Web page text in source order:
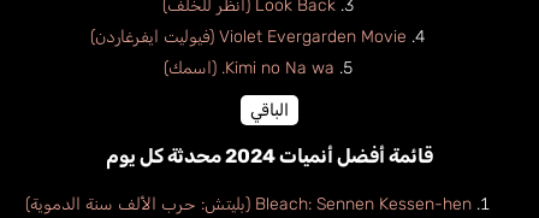
Look Back (انظر للخلف)
Violet Evergarden Movie (فيوليت ايفرغاردن)
Kimi no Na wa. (اسمك)
الباقي
قائمة أفضل أنميات 2024 محدثة كل يوم
Bleach: Sennen Kessen-hen (بليتش: حرب الألف سنة الدموية)